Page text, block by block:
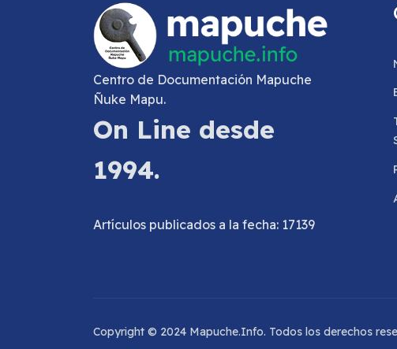
Centro de Documentación Mapuche
Ñuke Mapu.
On Line desde
1994.
Artículos publicados a la fecha: 17139
Copyright © 2024 Mapuche.Info. Todos los derechos